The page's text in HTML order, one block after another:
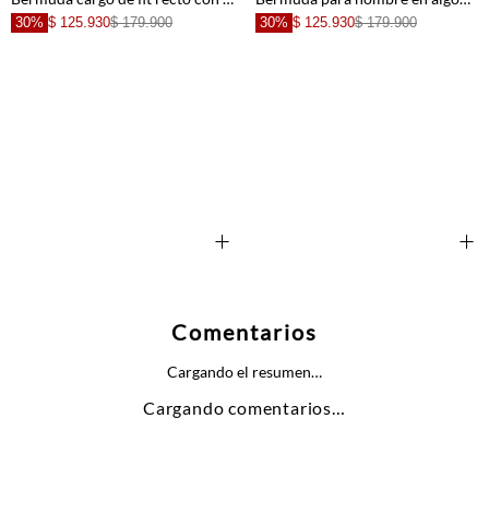
+
+
30% $ 125.930$ 179.900
+
30% $ 125.930$ 179.900
Comentarios
Cargando el resumen…
Cargando comentarios…